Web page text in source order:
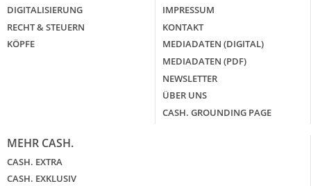
DIGITALISIERUNG
RECHT & STEUERN
KÖPFE
IMPRESSUM
KONTAKT
MEDIADATEN (DIGITAL)
MEDIADATEN (PDF)
NEWSLETTER
ÜBER UNS
CASH. GROUNDING PAGE
MEHR CASH.
CASH. EXTRA
CASH. EXKLUSIV